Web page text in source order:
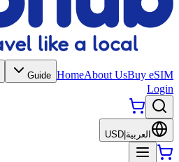
HomeAbout UsBuy eSIM
Guide
Login
العربية USD